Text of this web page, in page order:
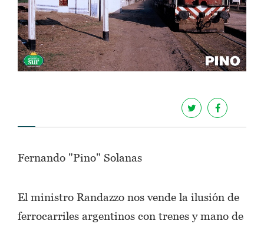
Fernando "Pino" Solanas
El ministro Randazzo nos vende la ilusión de
ferrocarriles argentinos con trenes y mano de